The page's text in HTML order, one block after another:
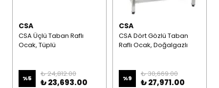
CSA
CSA Üçlü Taban Raflı
Ocak, Tüplü
%5
₺ 24,812.00
₺ 23,693.00
CSA
CSA Dört Gözlü Taban
Raflı Ocak, Doğalgazlı
%9
₺ 30,669.00
₺ 27,971.00